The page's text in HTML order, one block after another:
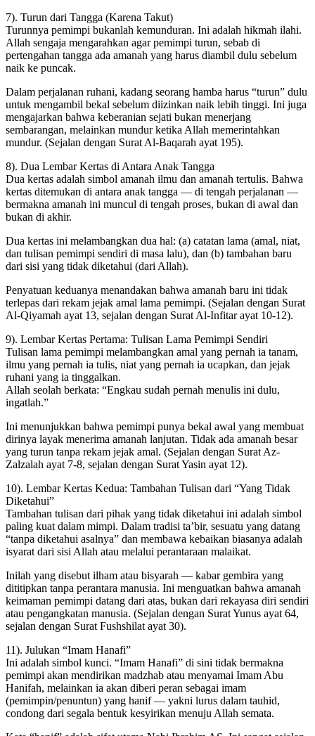
7). Turun dari Tangga (Karena Takut)
Turunnya pemimpi bukanlah kemunduran. Ini adalah hikmah ilahi.
Allah sengaja mengarahkan agar pemimpi turun, sebab di
pertengahan tangga ada amanah yang harus diambil dulu sebelum
naik ke puncak.
Dalam perjalanan ruhani, kadang seorang hamba harus “turun” dulu
untuk mengambil bekal sebelum diizinkan naik lebih tinggi. Ini juga
mengajarkan bahwa keberanian sejati bukan menerjang
sembarangan, melainkan mundur ketika Allah memerintahkan
mundur. (Sejalan dengan Surat Al-Baqarah ayat 195).
8). Dua Lembar Kertas di Antara Anak Tangga
Dua kertas adalah simbol amanah ilmu dan amanah tertulis. Bahwa
kertas ditemukan di antara anak tangga — di tengah perjalanan —
bermakna amanah ini muncul di tengah proses, bukan di awal dan
bukan di akhir.
Dua kertas ini melambangkan dua hal: (a) catatan lama (amal, niat,
dan tulisan pemimpi sendiri di masa lalu), dan (b) tambahan baru
dari sisi yang tidak diketahui (dari Allah).
Penyatuan keduanya menandakan bahwa amanah baru ini tidak
terlepas dari rekam jejak amal lama pemimpi. (Sejalan dengan Surat
Al-Qiyamah ayat 13, sejalan dengan Surat Al-Infitar ayat 10-12).
9). Lembar Kertas Pertama: Tulisan Lama Pemimpi Sendiri
Tulisan lama pemimpi melambangkan amal yang pernah ia tanam,
ilmu yang pernah ia tulis, niat yang pernah ia ucapkan, dan jejak
ruhani yang ia tinggalkan.
Allah seolah berkata: “Engkau sudah pernah menulis ini dulu,
ingatlah.”
Ini menunjukkan bahwa pemimpi punya bekal awal yang membuat
dirinya layak menerima amanah lanjutan. Tidak ada amanah besar
yang turun tanpa rekam jejak amal. (Sejalan dengan Surat Az-
Zalzalah ayat 7-8, sejalan dengan Surat Yasin ayat 12).
10). Lembar Kertas Kedua: Tambahan Tulisan dari “Yang Tidak
Diketahui”
Tambahan tulisan dari pihak yang tidak diketahui ini adalah simbol
paling kuat dalam mimpi. Dalam tradisi ta’bir, sesuatu yang datang
“tanpa diketahui asalnya” dan membawa kebaikan biasanya adalah
isyarat dari sisi Allah atau melalui perantaraan malaikat.
Inilah yang disebut ilham atau bisyarah — kabar gembira yang
dititipkan tanpa perantara manusia. Ini menguatkan bahwa amanah
keimaman pemimpi datang dari atas, bukan dari rekayasa diri sendiri
atau pengangkatan manusia. (Sejalan dengan Surat Yunus ayat 64,
sejalan dengan Surat Fushshilat ayat 30).
11). Julukan “Imam Hanafi”
Ini adalah simbol kunci. “Imam Hanafi” di sini tidak bermakna
pemimpi akan mendirikan madzhab atau menyamai Imam Abu
Hanifah, melainkan ia akan diberi peran sebagai imam
(pemimpin/penuntun) yang hanif — yakni lurus dalam tauhid,
condong dari segala bentuk kesyirikan menuju Allah semata.